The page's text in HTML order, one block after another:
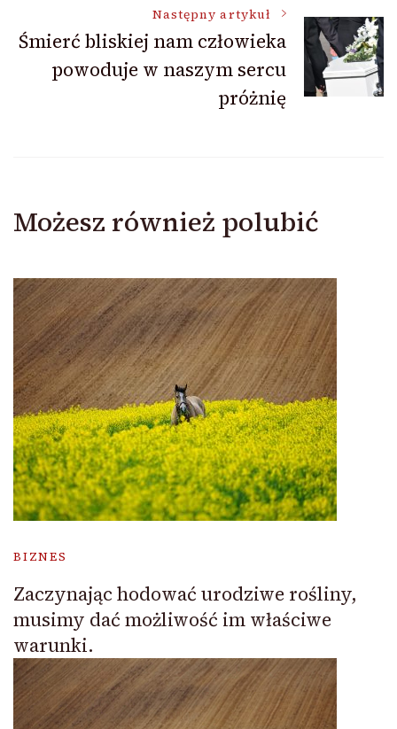
Następny artykuł
Śmierć bliskiej nam człowieka
powoduje w naszym sercu
próżnię
Możesz również polubić
BIZNES
Zaczynając hodować urodziwe rośliny,
musimy dać możliwość im właściwe
warunki.